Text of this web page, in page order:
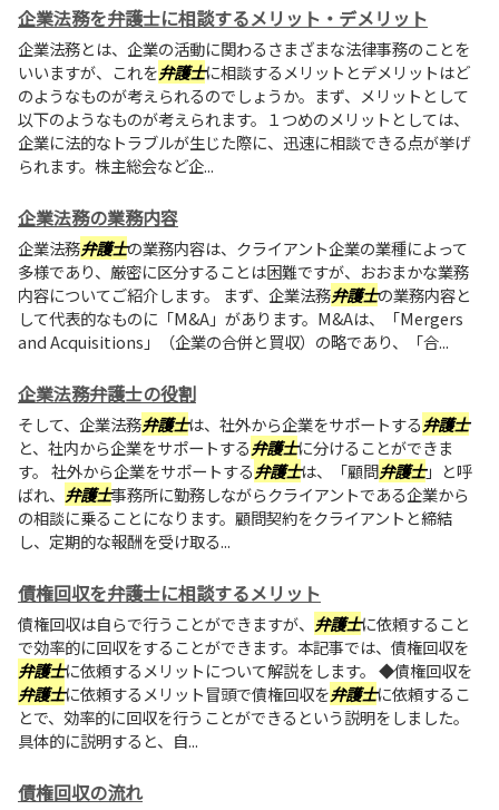
企業法務を弁護士に相談するメリット・デメリット
企業法務とは、企業の活動に関わるさまざまな法律事務のことを
いいますが、これを弁護士に相談するメリットとデメリットはど
のようなものが考えられるのでしょうか。まず、メリットとして
以下のようなものが考えられます。１つめのメリットとしては、
企業に法的なトラブルが生じた際に、迅速に相談できる点が挙げ
られます。株主総会など企...
企業法務の業務内容
企業法務弁護士の業務内容は、クライアント企業の業種によって
多様であり、厳密に区分することは困難ですが、おおまかな業務
内容についてご紹介します。 まず、企業法務弁護士の業務内容と
して代表的なものに「M&A」があります。M&Aは、「Mergers
and Acquisitions」（企業の合併と買収）の略であり、「合...
企業法務弁護士の役割
そして、企業法務弁護士は、社外から企業をサポートする弁護士
と、社内から企業をサポートする弁護士に分けることができま
す。 社外から企業をサポートする弁護士は、「顧問弁護士」と呼
ばれ、 弁護士事務所に勤務しながらクライアントである企業から
の相談に乗ることになります。顧問契約をクライアントと締結
し、定期的な報酬を受け取る...
債権回収を弁護士に相談するメリット
債権回収は自らで行うことができますが、 弁護士に依頼すること
で効率的に回収をすることができます。本記事では、債権回収を
弁護士に依頼するメリットについて解説をします。 ◆債権回収を
弁護士に依頼するメリット冒頭で債権回収を弁護士に依頼するこ
とで、効率的に回収を行うことができるという説明をしました。
具体的に説明すると、自...
債権回収の流れ